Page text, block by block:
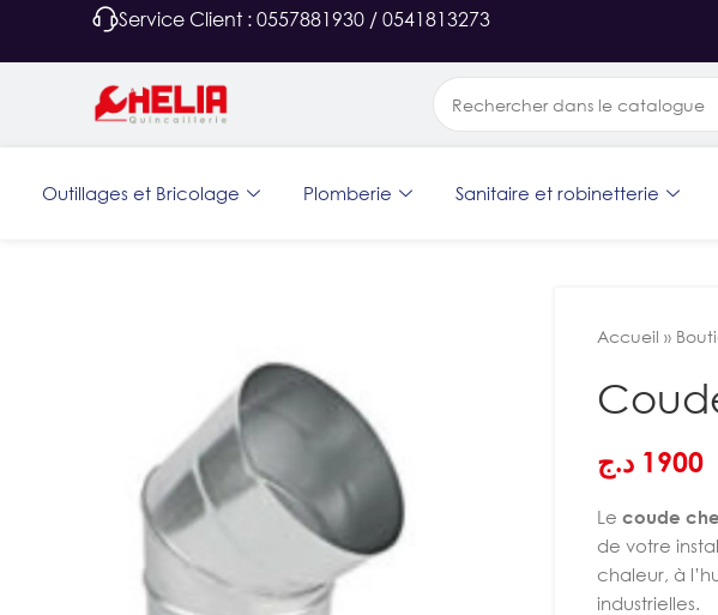
Service Client : 0557881930 / 0541813273
Outillages et Bricolage Plomberie Sanitaire et robinetterie
Accueil »
1900 د.ج
Le coude
de votre
chaleur, à
industrielles.